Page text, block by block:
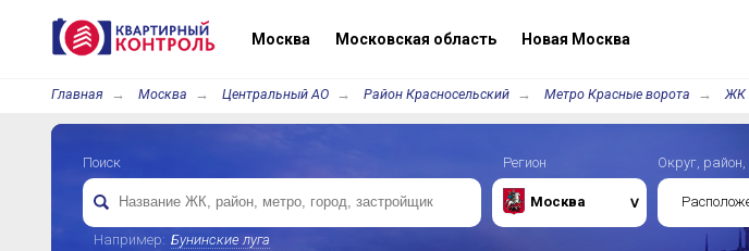
Москва Московская область Новая Москва
Главная Москва Центральный АО Район Красносельский Метро Красные ворота ЖК
Поиск
Например: Бунинские луга
Регион
Москва
Округ,